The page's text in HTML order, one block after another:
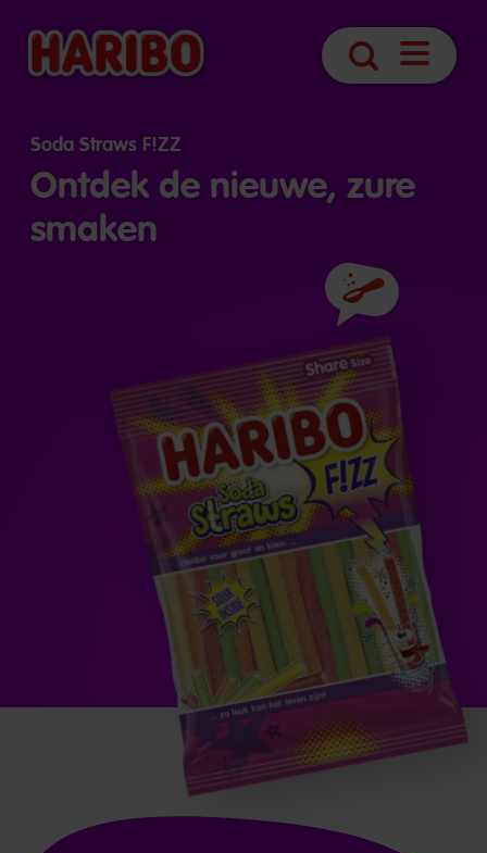
Zoek
Navigatie
Soda Straws F!ZZ
Ontdek de nieuwe, zure
smaken
Ingrediënten